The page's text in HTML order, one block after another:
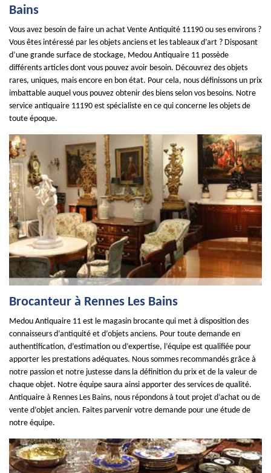
Bains
Vous avez besoin de faire un achat Vente Antiquité 11190 ou ses environs ?
Vous êtes intéressé par les objets anciens et les tableaux d’art ? Disposant
d’une grande surface de stockage, Medou Antiquaire 11 possède
différents articles dont vous pouvez avoir besoin. Découvrez des objets
rares, uniques, mais encore en bon état. Pour cela, nous définissons un prix
imbattable auquel vous pouvez obtenir des biens selon vos besoins. Notre
service antiquaire 11190 est spécialiste en ce qui concerne les objets de
toute époque.
Brocanteur à Rennes Les Bains
Medou Antiquaire 11 est le magasin brocante qui met à disposition des
connaisseurs d’antiquité et d’objets anciens. Pour toute demande en
authentification, d’estimation ou d’expertise, l’équipe est qualifiée pour
apporter les prestations adéquates. Nous sommes recommandés grâce à
notre passion et notre justesse dans la définition du prix et de la valeur de
chaque objet. Notre équipe saura ainsi apporter des services de qualité.
Antiquaire à Rennes Les Bains, nous répondons à tout projet d’achat ou de
vente d’objet ancien. Faites parvenir votre demande pour une étude de
notre équipe.